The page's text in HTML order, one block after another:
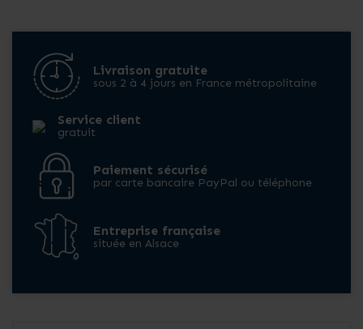
Livraison gratuite
sous 2 à 4 jours en France métropolitaine
Service client
gratuit
Paiement sécurisé
par carte bancaire PayPal ou téléphone
Entreprise française
située en Alsace